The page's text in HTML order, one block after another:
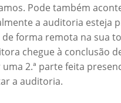
Pode também
a auditoria esteja
forma remota na sua
chegue à conclusão
2.ª parte feita
a auditoria.